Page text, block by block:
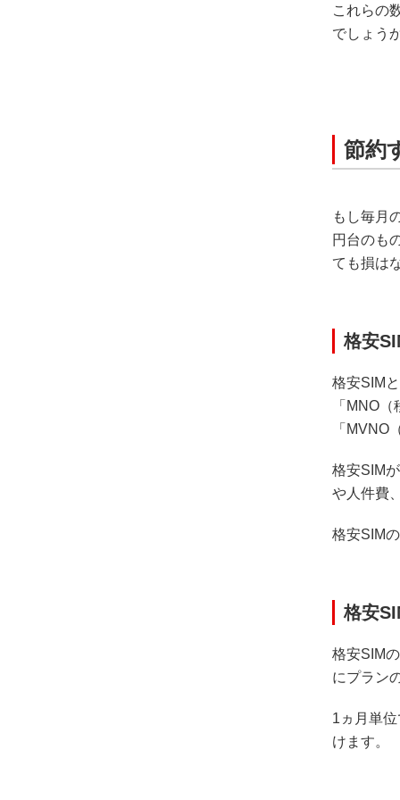
これらの
でしょうか
節約
もし毎月
円台のも
ても損は
格安
格安SIM
「MNO
「MVNO
格安SIM
や人件費
格安SIM
格安
格安SIM
にプラン
1ヵ月単
けます。